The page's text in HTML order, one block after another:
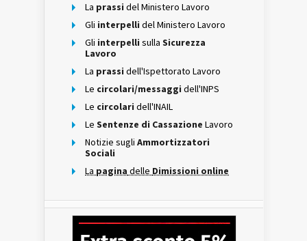
La prassi del Ministero Lavoro
Gli interpelli del Ministero Lavoro
Gli interpelli sulla Sicurezza
Lavoro
La prassi dell'Ispettorato Lavoro
Le circolari/messaggi dell'INPS
Le circolari dell'INAIL
Le Sentenze di Cassazione Lavoro
Notizie sugli Ammortizzatori
Sociali
La pagina delle Dimissioni online